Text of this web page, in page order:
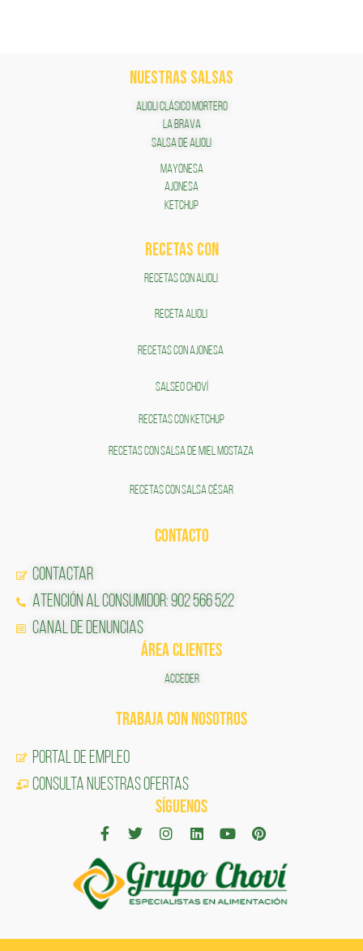
NUESTRAS SALSAS
ALIOLI CLÁSICO MORTERO
LA BRAVA
SALSA DE ALIOLI
MAYONESA
AJONESA
KETCHUP
RECETAS COn
RECETAS CON ALIOLI
RECETA ALIOLI
RECETAS CON AJONESA
SALSEO CHOVÍ
RECETAS CON KETCHUP
RECETAS CON SALSA DE MIEL MOSTAZA
RECETAS CON SALSA CÉSAR
CONTACTO
Contactar
Atención al Consumidor: 902 566 522
Canal de Denuncias
ÁREA CLIENTES
ACCEDER
TRABAJA CON NOSOTROS
Portal de Empleo
CONSULTA NUESTRAS OFERTAS
SÍGUENOS